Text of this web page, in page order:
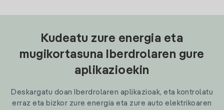
Kudeatu zure energia eta
mugikortasuna Iberdrolaren gure
aplikazioekin
Deskargatu doan Iberdrolaren aplikazioak, eta kontrolatu
erraz eta bizkor zure energia eta zure auto elektrikoaren